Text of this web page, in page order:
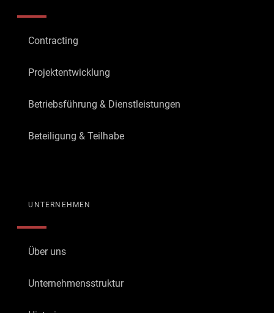
Contracting
Projektentwicklung
Betriebsführung & Dienstleistungen
Beteiligung & Teilhabe
UNTERNEHMEN
Über uns
Unternehmensstruktur